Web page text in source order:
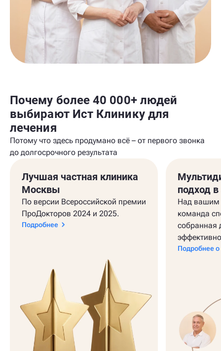
Почему более 40 000+ людей
выбирают Ист Клинику для
лечения
Потому что здесь продумано всё – от первого звонка
до долгосрочного результата
Лучшая частная клиника
Москвы
По версии Всероссийской премии
ПроДокторов 2024 и 2025.
Подробнее
подход
Над вашим
команда
собранная
Подробнее о